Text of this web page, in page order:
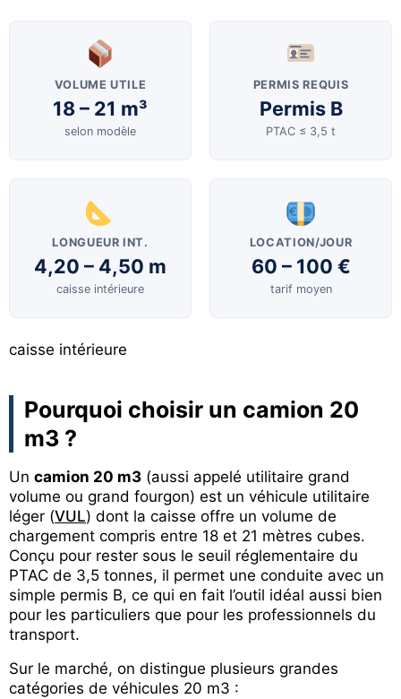
VOLUME UTILE
18 – 21 m³
selon modèle
PERMIS REQUIS
Permis B
PTAC ≤ 3,5 t
LONGUEUR INT.
4,20 – 4,50 m
caisse intérieure
LOCATION/JOUR
60 – 100 €
tarif moyen
caisse intérieure
Pourquoi choisir un camion 20
m3 ?
Un camion 20 m3 (aussi appelé utilitaire grand
volume ou grand fourgon) est un véhicule utilitaire
léger (VUL) dont la caisse offre un volume de
chargement compris entre 18 et 21 mètres cubes.
Conçu pour rester sous le seuil réglementaire du
PTAC de 3,5 tonnes, il permet une conduite avec un
simple permis B, ce qui en fait l’outil idéal aussi bien
pour les particuliers que pour les professionnels du
transport.
Sur le marché, on distingue plusieurs grandes
catégories de véhicules 20 m3 :